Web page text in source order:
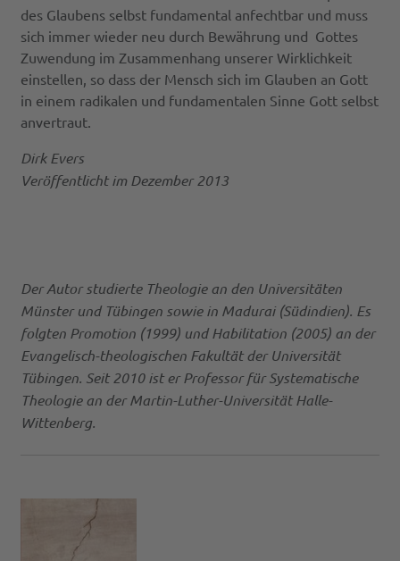
des Glaubens selbst fundamental anfechtbar und muss
sich immer wieder neu durch Bewährung und Gottes
Zuwendung im Zusammenhang unserer Wirklichkeit
einstellen, so dass der Mensch sich im Glauben an Gott
in einem radikalen und fundamentalen Sinne Gott selbst
anvertraut.
Dirk Evers
Veröffentlicht im Dezember 2013
Der Autor studierte Theologie an den Universitäten
Münster und Tübingen sowie in Madurai (Südindien). Es
folgten Promotion (1999) und Habilitation (2005) an der
Evangelisch-theologischen Fakultät der Universität
Tübingen. Seit 2010 ist er Professor für Systematische
Theologie an der Martin-Luther-Universität Halle-
Wittenberg.